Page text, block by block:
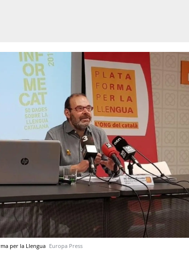
per la Llengua Europa Press